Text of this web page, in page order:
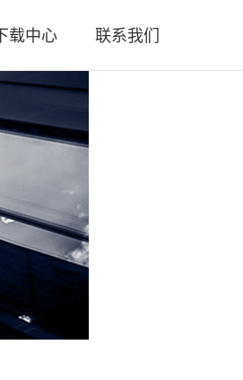
下载中心 联系我们